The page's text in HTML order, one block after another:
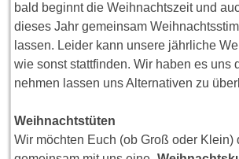
bald beginnt die Weihnachtszeit und
dieses Jahr gemeinsam
lassen. Leider kann unsere jährliche
wie sonst stattfinden. Wir haben es uns
nehmen lassen uns Alternativen zu
Weihnachtstüten
Wir möchten Euch (ob Groß oder Klein)